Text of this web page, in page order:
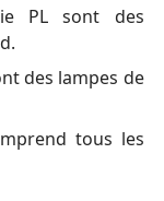
PL sont des
des lampes de
tous les